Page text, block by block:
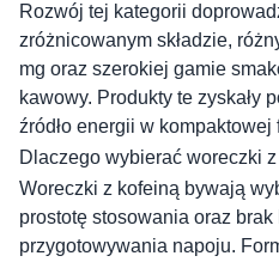
Rozwój tej kategorii
zróżnicowanym składzie,
mg oraz szerokiej gamie
kawowy. Produkty te zyskały
źródło energii w kompaktowej
Dlaczego wybierać woreczki
Woreczki z kofeiną bywają
prostotę stosowania oraz
przygotowywania napoju.